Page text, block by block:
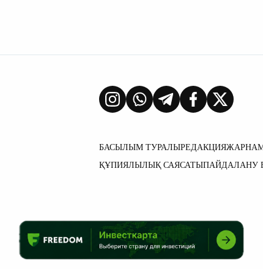
БАСЫЛЫМ ТУРАЛЫРЕДАКЦИЯ
ҚҰПИЯЛЫЛЫҚ САЯСАТЫПАЙДАЛАНУ